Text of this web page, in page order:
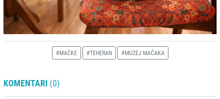
#MAČKE #TEHERAN #MUZEJ MAČAKA
KOMENTARI (0)